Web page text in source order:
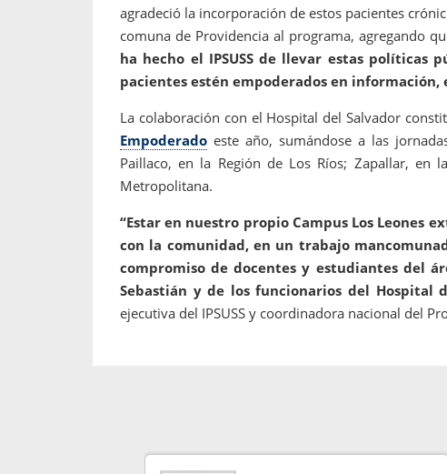
agradeció la incorporación de estos pacientes
comuna de Providencia al programa, agregando
ha hecho el IPSUSS de llevar estas políticas
pacientes estén empoderados en información,
La colaboración con el Hospital del Salvador
Empoderado este año, sumándose a las
Paillaco, en la Región de Los Ríos; Zapallar, en
Metropolitana.
“Estar en nuestro propio Campus Los Leones
con la comunidad, en un trabajo
compromiso de docentes y estudiantes del
Sebastián y de los funcionarios del Hospital
ejecutiva del IPSUSS y coordinadora nacional del